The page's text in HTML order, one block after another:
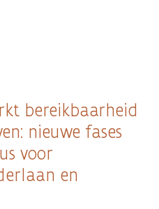
bereikbaarheid
nieuwe fases
voor
en